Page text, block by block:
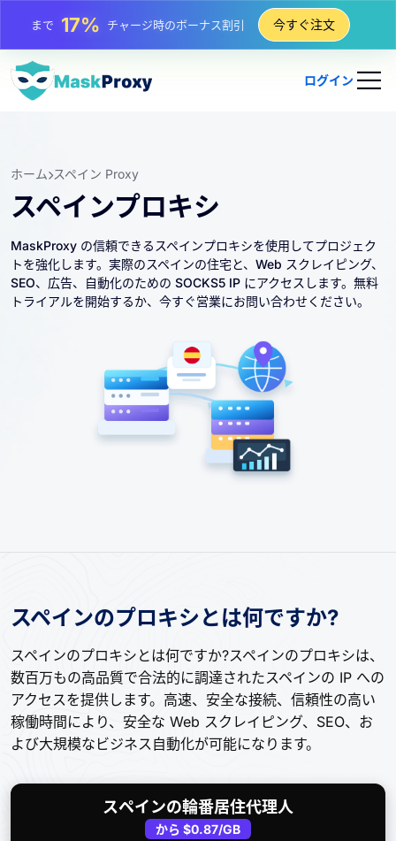
まで25%静的 IP 購入の割引
まで 81%
今すぐ注文
ログイン
ホーム スペイン Proxy
スペインプロキシ
MaskProxy の信頼できるスペインプロキシを使用してプロジェク
トを強化します。実際のスペインの住宅と、Web スクレイピング、
SEO、広告、自動化のための SOCKS5 IP にアクセスします。無料
トライアルを開始するか、今すぐ営業にお問い合わせください。
スペインのプロキシとは何ですか?
スペインのプロキシとは何ですか?スペインのプロキシは、
数百万もの高品質で合法的に調達されたスペインの IP への
アクセスを提供します。高速、安全な接続、信頼性の高い
稼働時間により、安全な Web スクレイピング、SEO、お
よび大規模なビジネス自動化が可能になります。
スペインの輪番居住代理人
から $0.87/GB